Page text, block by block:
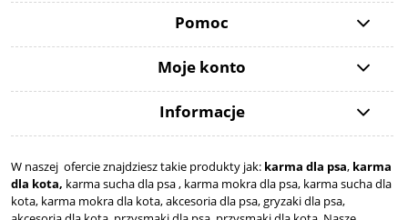
Pomoc
Moje konto
Informacje
W naszej ofercie znajdziesz takie produkty jak: karma dla psa, karma
dla kota, karma sucha dla psa , karma mokra dla psa, karma sucha dla
kota, karma mokra dla kota, akcesoria dla psa, gryzaki dla psa,